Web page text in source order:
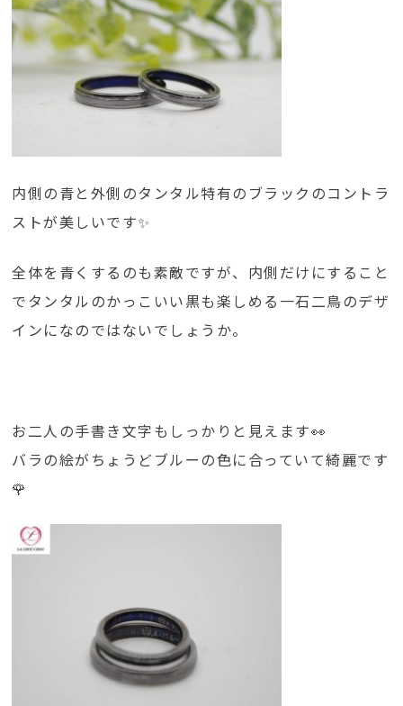
内側の青と外側のタンタル特有のブラックのコントラ
ストが美しいです✨
全体を青くするのも素敵ですが、内側だけにすること
でタンタルのかっこいい黒も楽しめる一石二鳥のデザ
インになのではないでしょうか。
お二人の手書き文字もしっかりと見えます👀
バラの絵がちょうどブルーの色に合っていて綺麗です
🌹